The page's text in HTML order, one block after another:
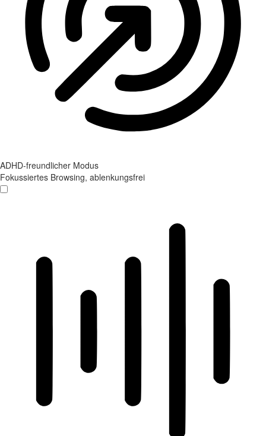
ADHD-freundlicher Modus
Fokussiertes Browsing, ablenkungsfrei